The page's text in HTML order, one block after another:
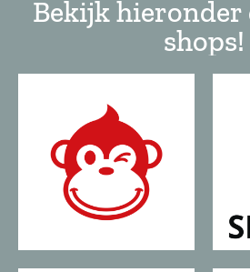
Bekijk hieronder
shops!